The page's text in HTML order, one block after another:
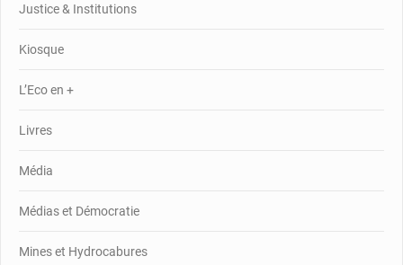
Justice & Institutions
Kiosque
L’Eco en +
Livres
Média
Médias et Démocratie
Mines et Hydrocabures